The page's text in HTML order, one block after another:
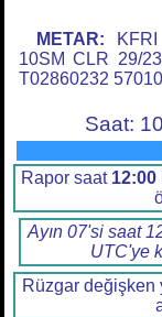
METAR: KFRI
10SM CLR 29/
T02860232 57010
Saat:
Rapor saat 12:00
Ayın 07'si saat
UTC'ye
Rüzgar değişken